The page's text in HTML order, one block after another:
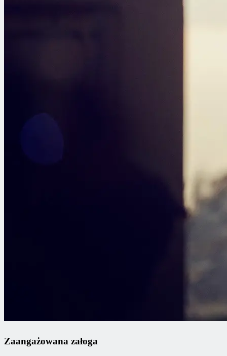
Zaangażowana załoga